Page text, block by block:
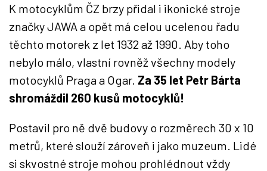
K motocyklům ČZ brzy přidal i ikonické stroje
značky JAWA a opět má celou ucelenou řadu
těchto motorek z let 1932 až 1990. Aby toho
nebylo málo, vlastní rovněž všechny modely
motocyklů Praga a Ogar. Za 35 let Petr Bárta
shromáždil 260 kusů motocyklů!
Postavil pro ně dvě budovy o rozměrech 30 x 10
metrů, které slouží zároveň i jako muzeum. Lidé
si skvostné stroje mohou prohlédnout vždy